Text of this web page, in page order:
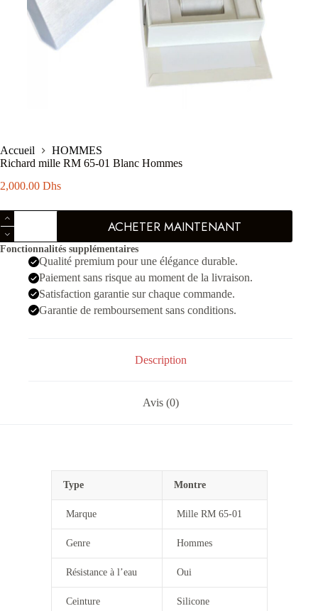
Accueil
HOMMES
Richard mille RM 65-01 Blanc Hommes
2,000.00 Dhs
quantité
de
Richard
mille
Hommes
ACHETER MAINTENANT
Fonctionnalités supplémentaires
Qualité premium pour une élégance durable.
Paiement sans risque au moment de la livraison.
Satisfaction garantie sur chaque commande.
Garantie de remboursement sans conditions.
Description
Avis (0)
Type Montre
Marque Mille RM 65-01
Genre Hommes
Résistance à l’eau Oui
Ceinture Silicone